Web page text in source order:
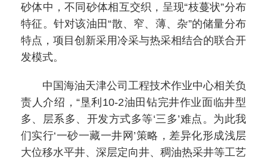
砂体中，不同砂体相互交织，呈现“枝蔓状”分布
特征。针对该油田“散、窄、薄、杂”的储量分布
特点，项目创新采用冷采与热采相结合的联合开
发模式。
中国海油天津公司工程技术作业中心相关负
责人介绍，“垦利10-2油田钻完井作业面临井型
多、层系多、开发方式多等‘三多’难点。为此我
们实行‘一砂一藏一井网’策略，差异化形成浅层
大位移水平井、深层定向井、稠油热采井等工艺